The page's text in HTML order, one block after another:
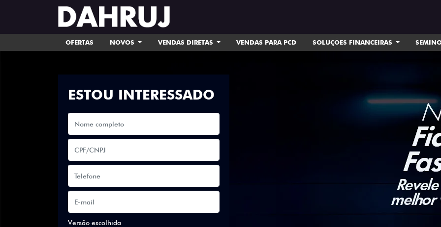
OFERTAS NOVOS VENDAS DIRETAS VENDAS PARA PCD SOLUÇÕES FINANCEIRAS
ESTOU INTERESSADO
Versão escolhida